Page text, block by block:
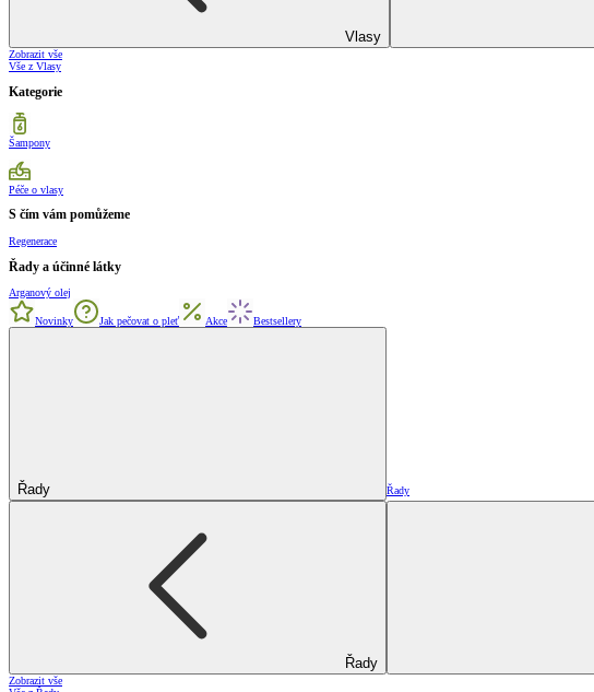
Vlasy
Zobrazit vše
Vše z Vlasy
Kategorie
Šampony
Péče o vlasy
S čím vám pomůžeme
Regenerace
Řady a účinné látky
Arganový olej
Novinky Jak pečovat o pleť Akce Bestsellery
Řady Řady
Řady
Zobrazit vše